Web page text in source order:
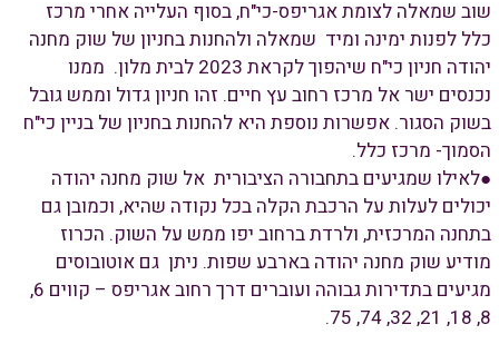
שוב שמאלה לצומת אגריפס-כי"ח, בסוף העלייה אחרי מרכז
כלל לפנות ימינה ומיד שמאלה ולהחנות בחניון של שוק מחנה
יהודה חניון כי"ח שיהפוך לקראת 2023 לבית מלון. ממנו
נכנסים ישר אל מרכז רחוב עץ חיים. זהו חניון גדול וממש גובל
בשוק הסגור. אפשרות נוספת היא להחנות בחניון של בניין כי"ח
הסמוך- מרכז כלל.
●לאילו שמגיעים בתחבורה הציבורית אל שוק מחנה יהודה
יכולים לעלות על הרכבת הקלה בכל נקודה שהיא, וכמובן גם
בתחנה המרכזית, ולרדת ברחוב יפו ממש על השוק. הכרוז
מודיע שוק מחנה יהודה בארבע שפות. ניתן גם אוטובוסים
מגיעים בתדירות גבוהה ועוברים דרך רחוב אגריפס – קווים 6,
8, 18, 21, 32, 74, 75.